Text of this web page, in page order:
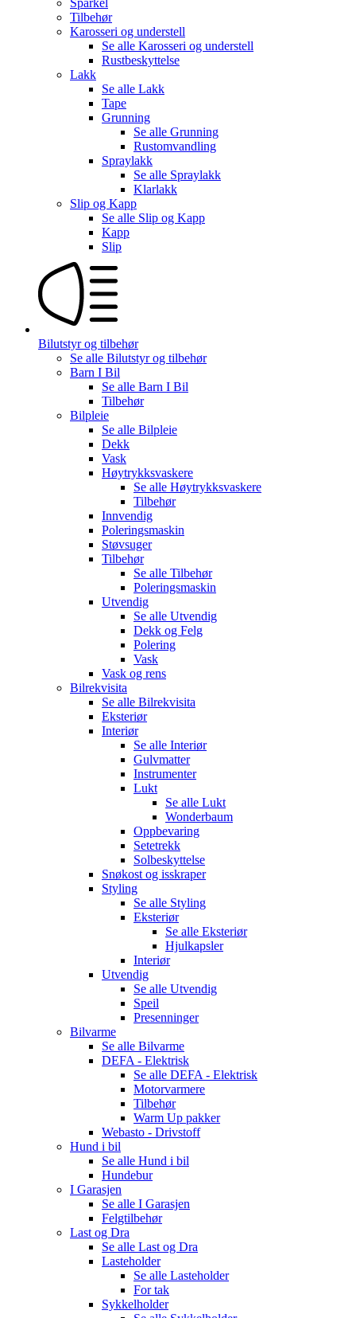
Tilbehør
Karosseri og understell
Se alle Karosseri og understell
Rustbeskyttelse
Lakk
Se alle Lakk
Tape
Grunning
Se alle Grunning
Rustomvandling
Spraylakk
Se alle Spraylakk
Klarlakk
Slip og Kapp
Se alle Slip og Kapp
Kapp
Slip
Bilutstyr og tilbehør
Se alle Bilutstyr og tilbehør
Barn I Bil
Se alle Barn I Bil
Tilbehør
Bilpleie
Se alle Bilpleie
Dekk
Vask
Høytrykksvaskere
Se alle Høytrykksvaskere
Tilbehør
Innvendig
Poleringsmaskin
Støvsuger
Tilbehør
Se alle Tilbehør
Poleringsmaskin
Utvendig
Se alle Utvendig
Dekk og Felg
Polering
Vask
Vask og rens
Bilrekvisita
Se alle Bilrekvisita
Eksteriør
Interiør
Se alle Interiør
Gulvmatter
Instrumenter
Lukt
Se alle Lukt
Wonderbaum
Oppbevaring
Setetrekk
Solbeskyttelse
Snøkost og isskraper
Styling
Se alle Styling
Eksteriør
Se alle Eksteriør
Hjulkapsler
Interiør
Utvendig
Se alle Utvendig
Speil
Presenninger
Bilvarme
Se alle Bilvarme
DEFA - Elektrisk
Se alle DEFA - Elektrisk
Motorvarmere
Tilbehør
Warm Up pakker
Webasto - Drivstoff
Hund i bil
Se alle Hund i bil
Hundebur
I Garasjen
Se alle I Garasjen
Felgtilbehør
Last og Dra
Se alle Last og Dra
Lasteholder
Se alle Lasteholder
For tak
Sykkelholder